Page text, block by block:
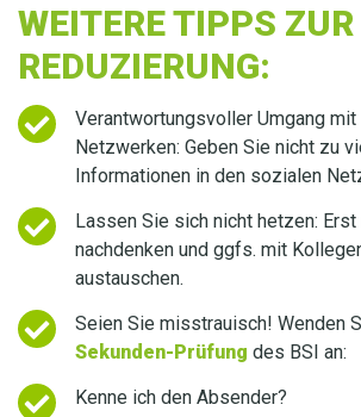
WEITERE TIPPS
REDUZIERUNG:
Verantwortungsvoller Umgang
Netzwerken: Geben Sie nicht zu
Informationen in den sozialen
Lassen Sie sich nicht hetzen: Erst
nachdenken und ggfs. mit
austauschen.
Seien Sie misstrauisch! Wenden
Sekunden-Prüfung des BSI an:
Kenne ich den Absender?